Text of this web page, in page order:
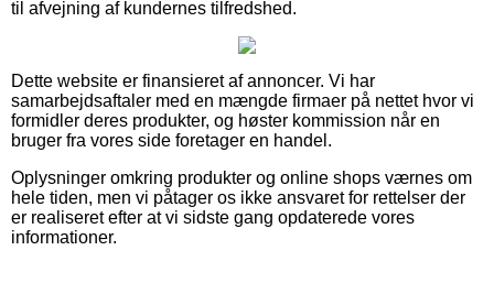
til afvejning af kundernes tilfredshed.
Dette website er finansieret af annoncer. Vi har
samarbejdsaftaler med en mængde firmaer på nettet hvor vi
formidler deres produkter, og høster kommission når en
bruger fra vores side foretager en handel.
Oplysninger omkring produkter og online shops værnes om
hele tiden, men vi påtager os ikke ansvaret for rettelser der
er realiseret efter at vi sidste gang opdaterede vores
informationer.